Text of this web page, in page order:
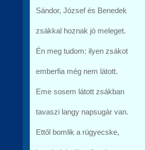
Sándor, József és Benedek
zsákkal hoznak jó meleget.
Én meg tudom: ilyen zsákot
emberfia még nem látott.
Eme sosem látott zsákban
tavaszi langy napsugár van.
Ettől bomlik a rügyecske,